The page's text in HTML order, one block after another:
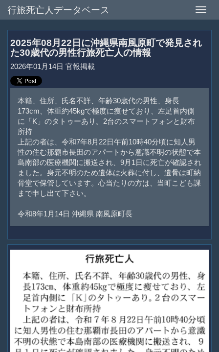
Toggle
行旅死亡人データベース
2025年08月22日に沖縄県南風原町で発見され
た30歳代の男性行旅死亡人の情報
2026年01月14日 官報掲載
本籍、住所、氏名不詳、年齢30歳代の男性、身長
173cm、体重約45kgで極度に痩せており、左足首内側
に「K」のタトゥーあり。2台のスマートフォンと財布
所持
上記の者は、令和7年8月22日午前10時40分頃に知人男
性の住む那覇市長田のアパートから意識不明の状態で本
島南部の医療機関に搬送され、9月1日に死亡が確認され
ました。身元不明のため遺体は火葬に付し、遺骨は町納
骨堂で保管しています。心当たりの方は、当町こども課
まで申し出て下さい。
令和8年1月14日 沖縄県 南風原町長